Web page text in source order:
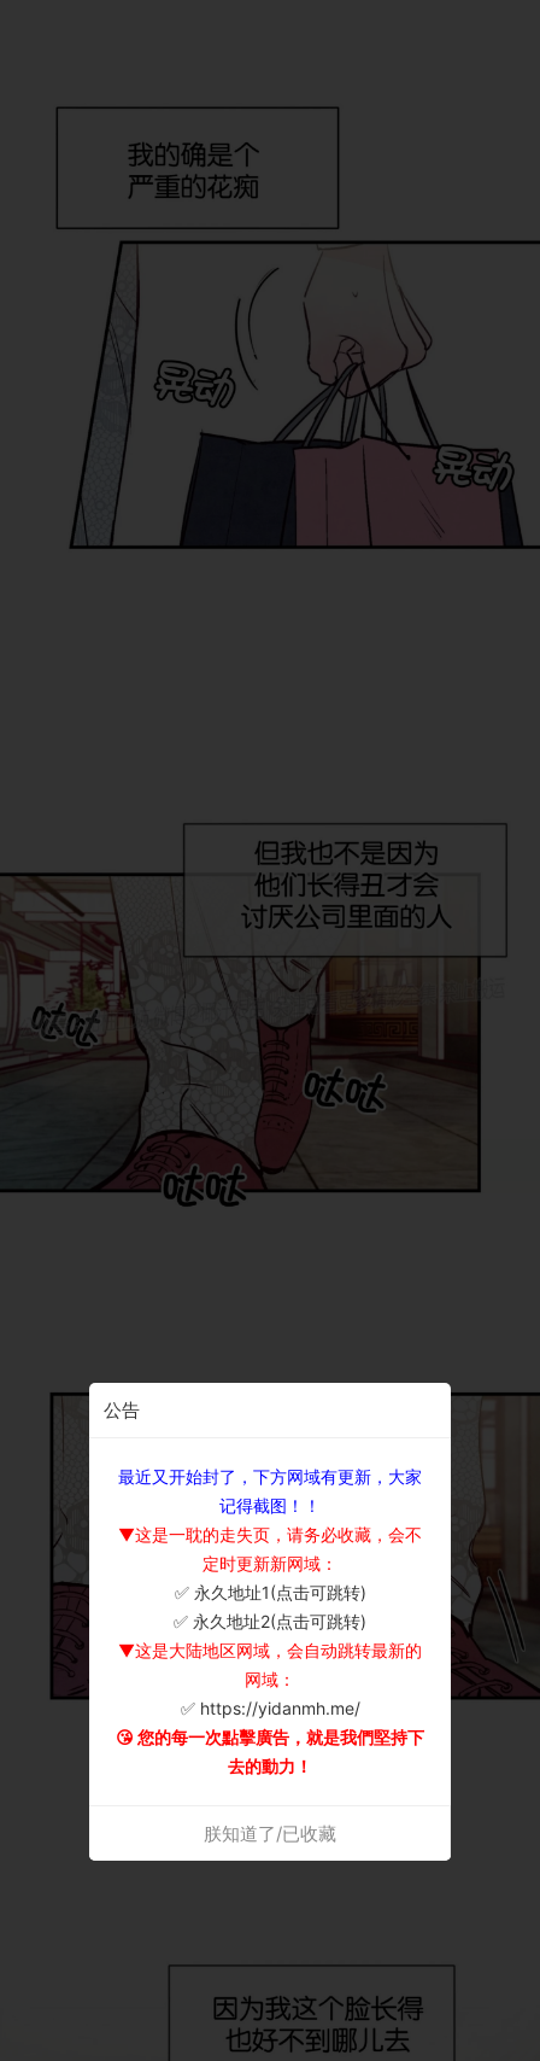
公告
最近又开始封了，下方网域有更新，大家
记得截图！！
▼这是一耽的走失页，请务必收藏，会不
定时更新新网域：
✅ 永久地址1(点击可跳转)
✅ 永久地址2(点击可跳转)
▼这是大陆地区网域，会自动跳转最新的
网域：
✅ https://yidanmh.me/
😘 您的每一次點擊廣告，就是我們堅持下
去的動力！
朕知道了/已收藏